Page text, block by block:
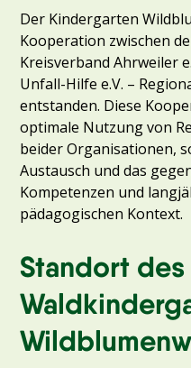
Der Kindergarten
Kooperation zwischen
Kreisverband Ahrweiler
Unfall-Hilfe e.V. –
entstanden. Diese
optimale Nutzung von
beider Organisationen,
Austausch und das
Kompetenzen und
pädagogischen Kontext.
Standort des